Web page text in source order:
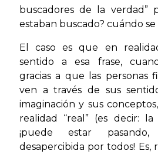
buscadores de la verdad”
estaban buscado? cuándo se
El caso es que en
sentido a esa frase,
gracias a que las personas
ven a través de sus
imaginación y sus
realidad “real” (es decir:
¡puede estar
desapercibida por todos! Es,